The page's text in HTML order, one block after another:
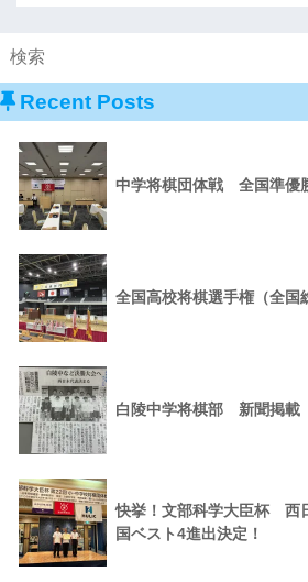
Recent Posts
中学将棋団体戦 全国準優
全国高校将棋選手権（全国
白陵中学将棋部 新聞掲載
快挙！文部科学大臣杯 西
国ベスト4進出決定！